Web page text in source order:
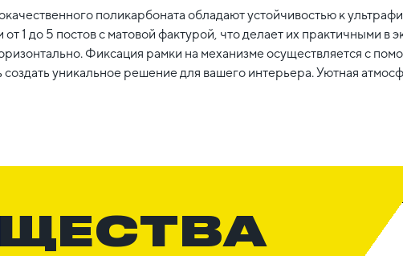
поликарбоната обладают устойчивостью к
1 до 5 постов с матовой фактурой, что делает их практичными в
Фиксация рамки на механизме осуществляется с
уникальное решение для вашего интерьера. Уютная